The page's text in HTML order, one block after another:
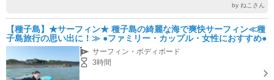
by ねこさん
【種子島】★サーフィン★ 種子島の綺麗な海で爽快サーフィン≪種
子島旅行の思い出に！≫ ●ファミリー・カップル・女性におすすめ●
サーフィン・ボディボード
3時間